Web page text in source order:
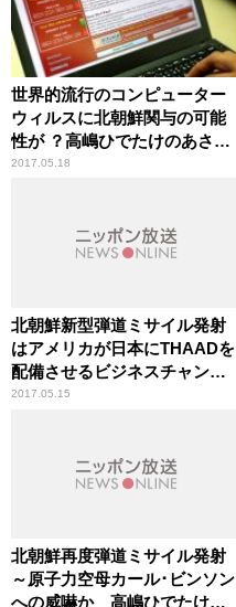
世界的流行のコンピューター
ウィルスに北朝鮮関与の可能
性が ？高嶋ひでたけのあさラ
ジ！
2017.05.18
北朝鮮新型弾道ミサイル発射
はアメリカが日本にTHAADを
配備させるビジネスチャン
ス？高嶋ひでたけのあさラ
2017.05.15
北朝鮮再度弾道ミサイル発射
～原子力空母カール･ビンソン
への威嚇か 高嶋ひでたけの